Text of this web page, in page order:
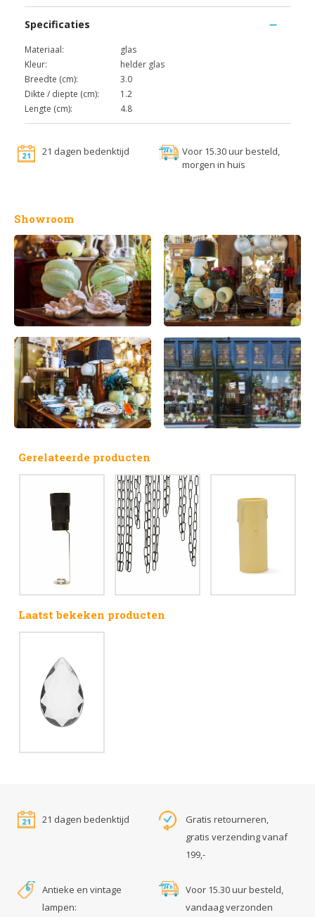
Specificaties
Materiaal:
glas
Kleur:
helder glas
Breedte (cm):
3.0
Dikte / diepte (cm):
1.2
Lengte (cm):
4.8
21 dagen bedenktijd
Voor 15.30 uur besteld,
morgen in huis
Showroom
Gerelateerde producten
Laatst bekeken producten
21 dagen bedenktijd
Gratis retourneren,
gratis verzending vanaf
199,-
Antieke en vintage
lampen:
Voor 15.30 uur besteld,
vandaag verzonden